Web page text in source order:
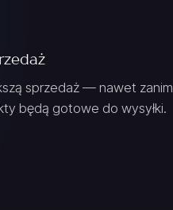
sprzedaż — nawet zanim
będą gotowe do wysyłki.